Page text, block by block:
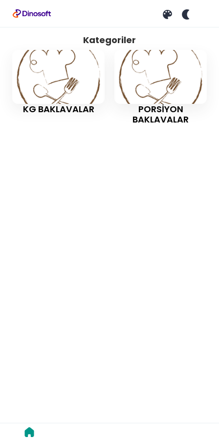
Kategoriler
KG BAKLAVALAR
PORSİYON
BAKLAVALAR